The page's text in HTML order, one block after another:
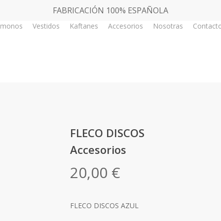
FABRICACIÓN 100% ESPAÑOLA
Vestidos Kaftanes Accesorios Nosotras
FLECO DISCOS
Accesorios
20,00 €
FLECO DISCOS AZUL